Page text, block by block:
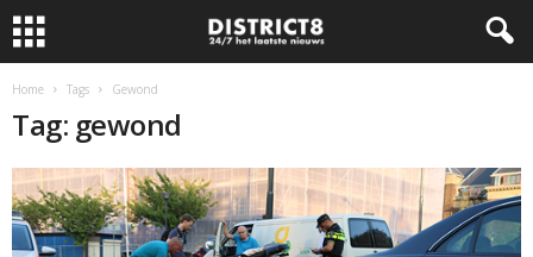
Home Tags Gewond
Tag: gewond